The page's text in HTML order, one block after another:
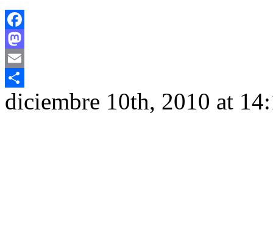
Facebook
Mastodon
Email
Compartir
diciembre 10th, 2010 at